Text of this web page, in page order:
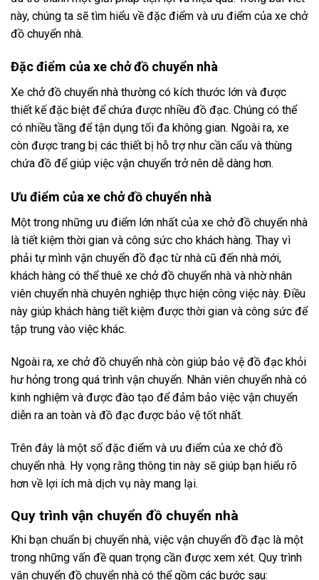
này, chúng ta sẽ tìm hiểu về đặc điểm và ưu điểm của xe chở
đồ chuyển nhà.
Đặc điểm của xe chở đồ chuyển nhà
Xe chở đồ chuyển nhà thường có kích thước lớn và được
thiết kế đặc biệt để chứa được nhiều đồ đạc. Chúng có thể
có nhiều tầng để tận dụng tối đa không gian. Ngoài ra, xe
còn được trang bị các thiết bị hỗ trợ như cần cẩu và thùng
chứa đồ để giúp việc vận chuyển trở nên dễ dàng hơn.
Ưu điểm của xe chở đồ chuyển nhà
Một trong những ưu điểm lớn nhất của xe chở đồ chuyển nhà
là tiết kiệm thời gian và công sức cho khách hàng. Thay vì
phải tự mình vận chuyển đồ đạc từ nhà cũ đến nhà mới,
khách hàng có thể thuê xe chở đồ chuyển nhà và nhờ nhân
viên chuyển nhà chuyên nghiệp thực hiện công việc này. Điều
này giúp khách hàng tiết kiệm được thời gian và công sức để
tập trung vào việc khác.
Ngoài ra, xe chở đồ chuyển nhà còn giúp bảo vệ đồ đạc khỏi
hư hỏng trong quá trình vận chuyển. Nhân viên chuyển nhà có
kinh nghiệm và được đào tạo để đảm bảo việc vận chuyển
diễn ra an toàn và đồ đạc được bảo vệ tốt nhất.
Trên đây là một số đặc điểm và ưu điểm của xe chở đồ
chuyển nhà. Hy vọng rằng thông tin này sẽ giúp bạn hiểu rõ
hơn về lợi ích mà dịch vụ này mang lại.
Quy trình vận chuyển đồ chuyển nhà
Khi bạn chuẩn bị chuyển nhà, việc vận chuyển đồ đạc là một
trong những vấn đề quan trọng cần được xem xét. Quy trình
vận chuyển đồ chuyển nhà có thể gồm các bước sau: